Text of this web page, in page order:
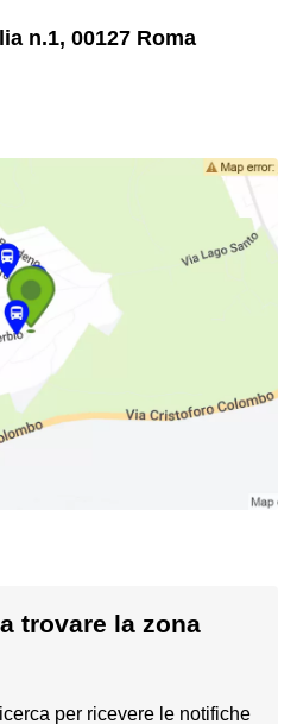
n.1, 00127 Roma
trovare la zona
per ricevere le notifiche